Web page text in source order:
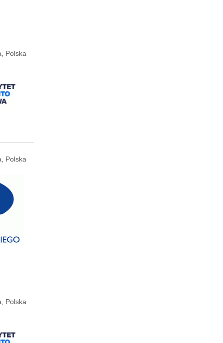
Polska
Polska
Polska